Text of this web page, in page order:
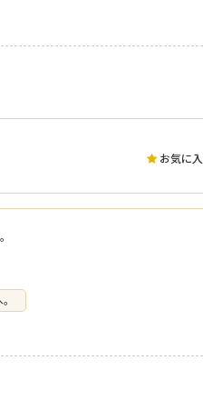
お気に